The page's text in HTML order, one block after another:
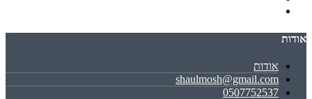
אודות
אודות
shaulmosh@gmail.com
0507752537